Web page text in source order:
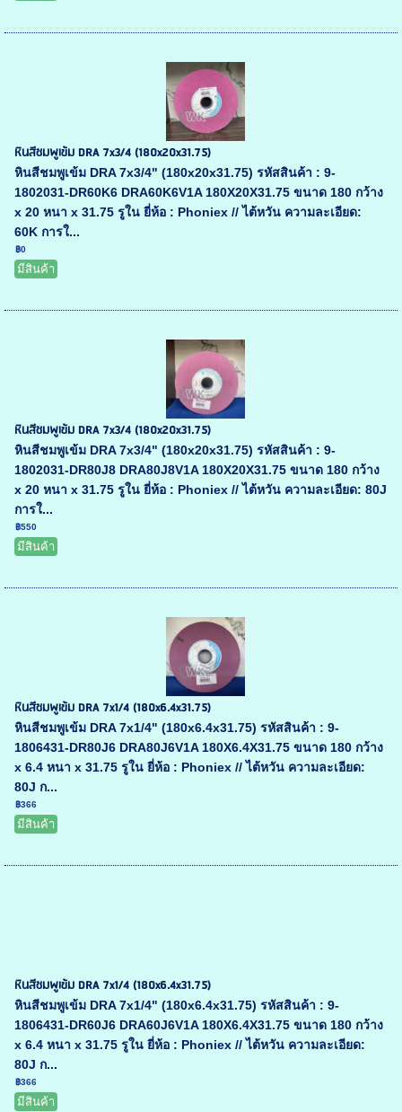
หินสีชมพูเข้ม DRA 7x3/4 (180x20x31.75)
หินสีชมพูเข้ม DRA 7x3/4" (180x20x31.75) รหัสสินค้า : 9-
1802031-DR60K6 DRA60K6V1A 180X20X31.75 ขนาด 180 กว้าง
x 20 หนา x 31.75 รูใน ยี่ห้อ : Phoniex // ไต้หวัน ความละเอียด:
60K การใ...
฿0
มีสินค้า
หินสีชมพูเข้ม DRA 7x3/4 (180x20x31.75)
หินสีชมพูเข้ม DRA 7x3/4" (180x20x31.75) รหัสสินค้า : 9-
1802031-DR80J8 DRA80J8V1A 180X20X31.75 ขนาด 180 กว้าง
x 20 หนา x 31.75 รูใน ยี่ห้อ : Phoniex // ไต้หวัน ความละเอียด: 80J
การใ...
฿550
มีสินค้า
หินสีชมพูเข้ม DRA 7x1/4 (180x6.4x31.75)
หินสีชมพูเข้ม DRA 7x1/4" (180x6.4x31.75) รหัสสินค้า : 9-
1806431-DR80J6 DRA80J6V1A 180X6.4X31.75 ขนาด 180 กว้าง
x 6.4 หนา x 31.75 รูใน ยี่ห้อ : Phoniex // ไต้หวัน ความละเอียด:
80J ก...
฿366
มีสินค้า
หินสีชมพูเข้ม DRA 7x1/4 (180x6.4x31.75)
หินสีชมพูเข้ม DRA 7x1/4" (180x6.4x31.75) รหัสสินค้า : 9-
1806431-DR60J6 DRA60J6V1A 180X6.4X31.75 ขนาด 180 กว้าง
x 6.4 หนา x 31.75 รูใน ยี่ห้อ : Phoniex // ไต้หวัน ความละเอียด:
80J ก...
฿366
มีสินค้า